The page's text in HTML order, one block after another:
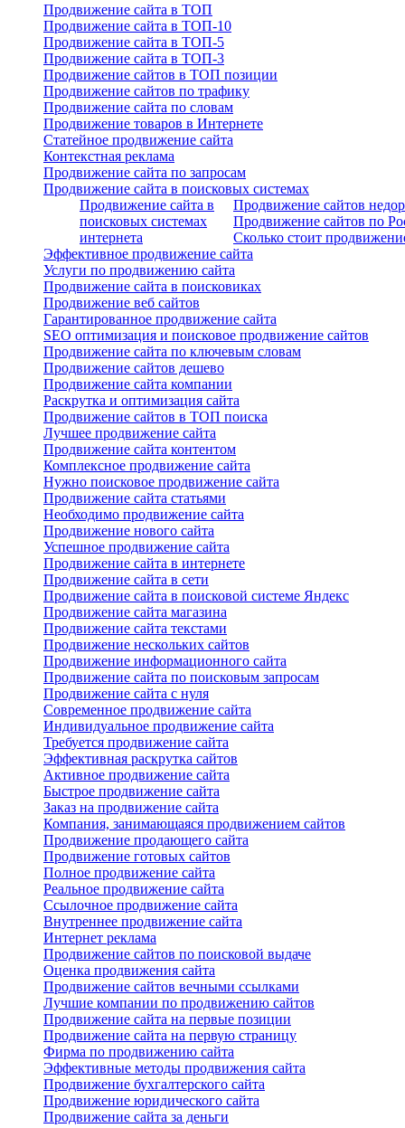
Продвижение сайта в ТОП
Продвижение сайта в ТОП-10
Продвижение сайта в ТОП-5
Продвижение сайта в ТОП-3
Продвижение сайтов в ТОП позиции
Продвижение сайтов по трафику
Продвижение сайта по словам
Продвижение товаров в Интернете
Статейное продвижение сайта
Контекстная реклама
Продвижение сайта по запросам
Продвижение сайта в поисковых системах
Продвижение сайта в
поисковых системах
интернета
Продвижение сайтов
Продвижение сайтов по
Сколько стоит
Эффективное продвижение сайта
Услуги по продвижению сайта
Продвижение сайта в поисковиках
Продвижение веб сайтов
Гарантированное продвижение сайта
SEO оптимизация и поисковое продвижение сайтов
Продвижение сайта по ключевым словам
Продвижение сайтов дешево
Продвижение сайта компании
Раскрутка и оптимизация сайта
Продвижение сайтов в ТОП поиска
Лучшее продвижение сайта
Продвижение сайта контентом
Комплексное продвижение сайта
Нужно поисковое продвижение сайта
Продвижение сайта статьями
Необходимо продвижение сайта
Продвижение нового сайта
Успешное продвижение сайта
Продвижение сайта в интернете
Продвижение сайта в сети
Продвижение сайта в поисковой системе Яндекс
Продвижение сайта магазина
Продвижение сайта текстами
Продвижение нескольких сайтов
Продвижение информационного сайта
Продвижение сайта по поисковым запросам
Продвижение сайта с нуля
Современное продвижение сайта
Индивидуальное продвижение сайта
Требуется продвижение сайта
Эффективная раскрутка сайтов
Активное продвижение сайта
Быстрое продвижение сайта
Заказ на продвижение сайта
Компания, занимающаяся продвижением сайтов
Продвижение продающего сайта
Продвижение готовых сайтов
Полное продвижение сайта
Реальное продвижение сайта
Ссылочное продвижение сайта
Внутреннее продвижение сайта
Интернет реклама
Продвижение сайтов по поисковой выдаче
Оценка продвижения сайта
Продвижение сайтов вечными ссылками
Лучшие компании по продвижению сайтов
Продвижение сайта на первые позиции
Продвижение сайта на первую страницу
Фирма по продвижению сайта
Эффективные методы продвижения сайта
Продвижение бухгалтерского сайта
Продвижение юридического сайта
Продвижение сайта за деньги